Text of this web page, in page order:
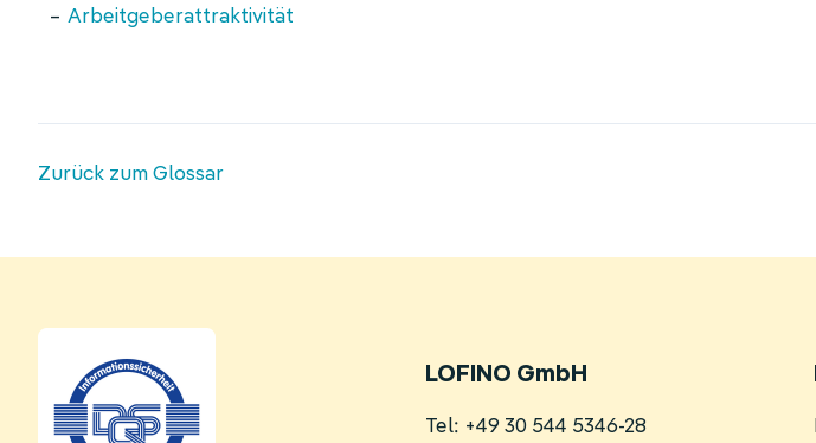
Arbeitgeberattraktivität
Zurück zum Glossar
LOFINO GmbH
Tel: +49 30 544 5346-28